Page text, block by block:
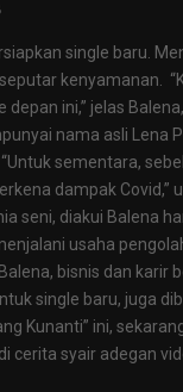
single baru.
kenyamanan.
ini,” jelas
nama asli Lena
sementara,
dampak Covid,”
seni, diakui Balena
usaha
bisnis dan karir
single baru, juga
Kunanti” ini,
cerita syair adegan